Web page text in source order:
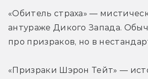
«Обитель страха» —
антураже Дикого Запада.
про призраков, но в
«Призраки Шэрон Тейт» —